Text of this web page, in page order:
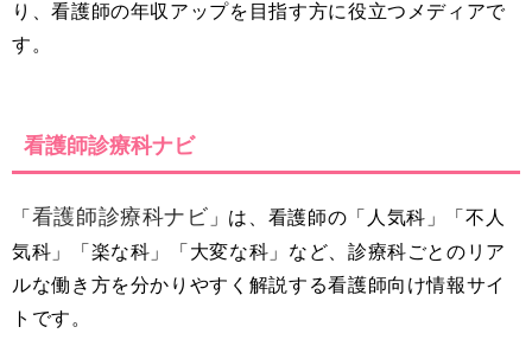
り、看護師の年収アップを目指す方に役立つメディアで
す。
看護師診療科ナビ
「 看護師診療科ナビ 」は、看護師の「人気科」「不人
気科」「楽な科」「大変な科」など、診療科ごとのリア
ルな働き方を分かりやすく解説する看護師向け情報サイ
トです。